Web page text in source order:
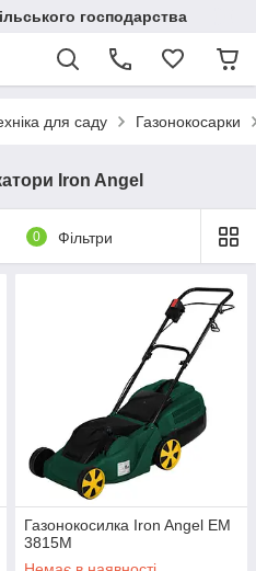
господарства
для саду Газонокосарки
Iron Angel
0 Фільтри
Газонокосилка Iron Angel EM
3815М